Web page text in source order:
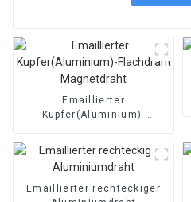
Emaillierter
Kupfer(Aluminium)-
Emaillierter rechteckiger